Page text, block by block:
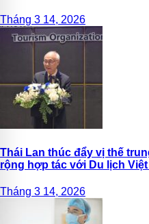
Tháng 3 14, 2026
Thái Lan thúc đẩy vị thế
rộng hợp tác với Du lịch Việt
Tháng 3 14, 2026